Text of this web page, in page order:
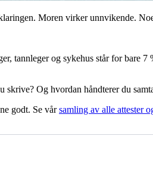
Moren virker unnvikende.
tannleger og sykehus står for bare
Og hvordan håndterer du
godt. Se vårsamling av alle attester